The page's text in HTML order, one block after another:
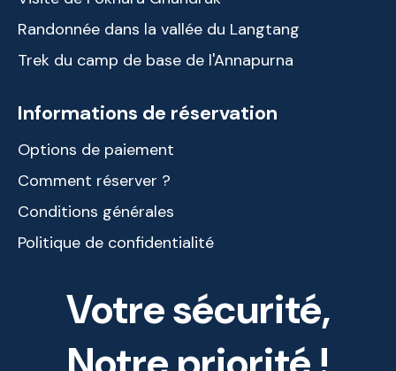
Randonnée dans la vallée du Langtang
Trek du camp de base de l'Annapurna
Informations de réservation
Options de paiement
Comment réserver ?
Conditions générales
Politique de confidentialité
Votre sécurité,